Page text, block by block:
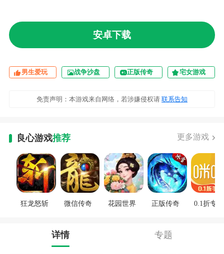
安卓下载
男生爱玩 战争沙盘 正版传奇 宅女游戏
免责声明：本游戏来自网络，若涉嫌侵权请 联系告知
良心游戏推荐 更多游戏
狂龙怒斩 微信传奇 花园世界 正版传奇 0.1折专区
详情 专题